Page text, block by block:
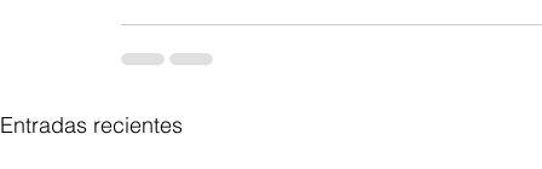
Entradas recientes